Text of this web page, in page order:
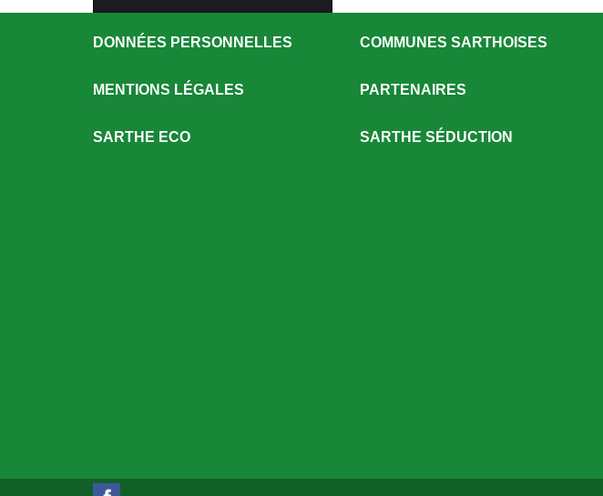
DONNÉES PERSONNELLES
MENTIONS LÉGALES
SARTHE ECO
COMMUNES SARTHOISES
PARTENAIRES
SARTHE SÉDUCTION